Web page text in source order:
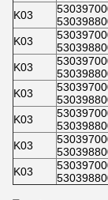
K03
K03
K03
K03
K03
K03
K03